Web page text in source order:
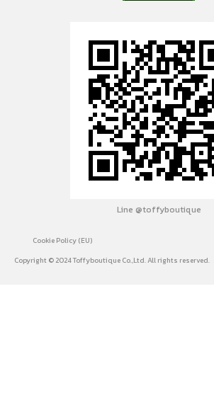
Line @toffyboutique
Cookie Policy (EU)
Copyright © 2024 Toffyboutique Co.,Ltd. All rights reserved.